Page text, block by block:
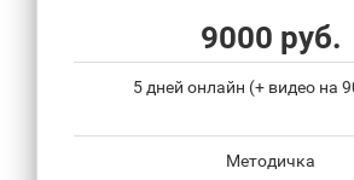
9000 руб.
5 дней онлайн (+ видео на
Методичка